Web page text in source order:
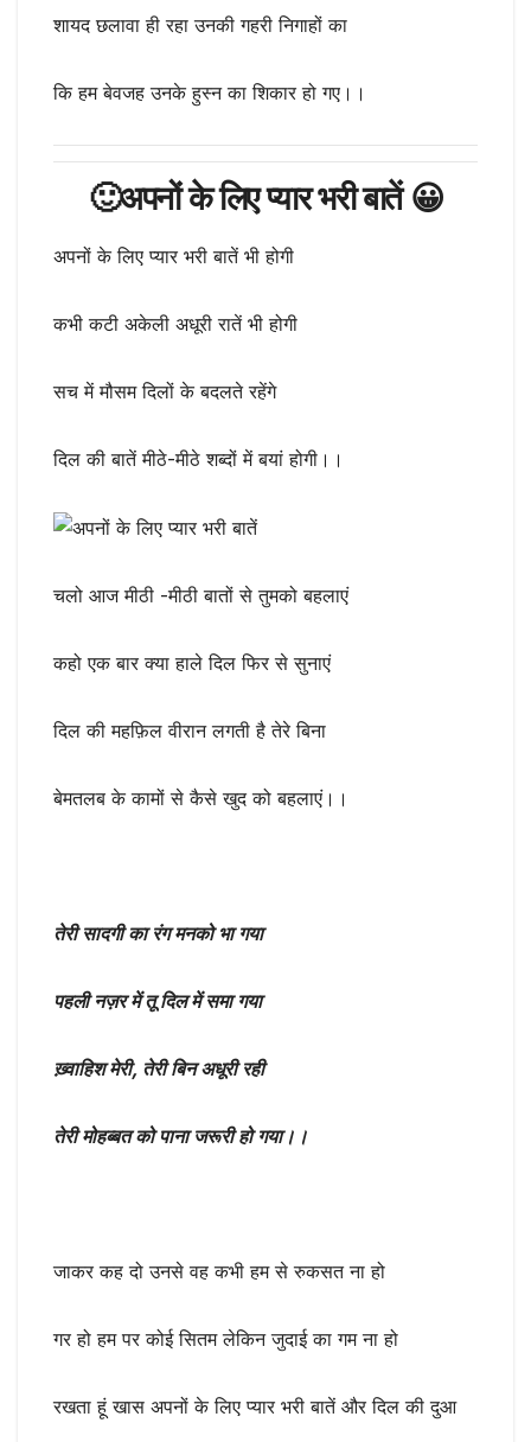
शायद छलावा ही रहा उनकी गहरी निगाहों का
कि हम बेवजह उनके हुस्न का शिकार हो गए।।
🙂अपनों के लिए प्यार भरी बातें 😀
अपनों के लिए प्यार भरी बातें भी होगी
कभी कटी अकेली अधूरी रातें भी होगी
सच में मौसम दिलों के बदलते रहेंगे
दिल की बातें मीठे-मीठे शब्दों में बयां होगी।।
चलो आज मीठी -मीठी बातों से तुमको बहलाएं
कहो एक बार क्या हाले दिल फिर से सुनाएं
दिल की महफ़िल वीरान लगती है तेरे बिना
बेमतलब के कामों से कैसे खुद को बहलाएं।।
तेरी सादगी का रंग मनको भा गया
पहली नज़र में तू दिल में समा गया
ख़्वाहिश मेरी, तेरी बिन अधूरी रही
तेरी मोहब्बत को पाना जरूरी हो गया।।
जाकर कह दो उनसे वह कभी हम से रुकसत ना हो
गर हो हम पर कोई सितम लेकिन जुदाई का गम ना हो
रखता हूं खास अपनों के लिए प्यार भरी बातें और दिल की दुआ